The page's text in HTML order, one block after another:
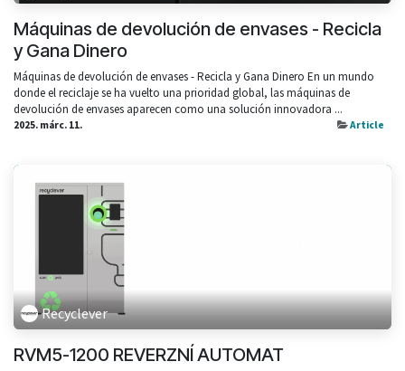
Máquinas de devolución de envases - Recicla
y Gana Dinero
Máquinas de devolución de envases - Recicla y Gana Dinero En un mundo
donde el reciclaje se ha vuelto una prioridad global, las máquinas de
devolución de envases aparecen como una solución innovadora ...
2025. márc. 11. Article
Recyclever
RVM5-1200 REVERZNÍ AUTOMAT